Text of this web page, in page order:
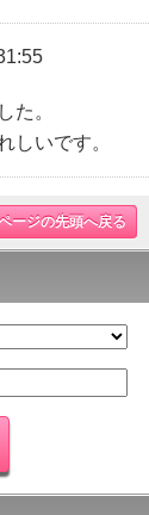
た。
しいです。
ージの先頭へ戻る